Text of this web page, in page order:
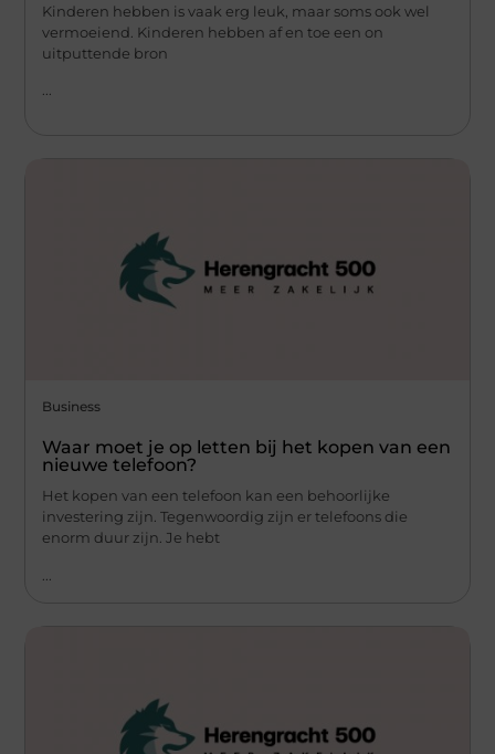
Kinderen hebben is vaak erg leuk, maar soms ook wel
vermoeiend. Kinderen hebben af en toe een on
uitputtende bron
...
Business
Waar moet je op letten bij het kopen van een
nieuwe telefoon?
Het kopen van een telefoon kan een behoorlijke
investering zijn. Tegenwoordig zijn er telefoons die
enorm duur zijn. Je hebt